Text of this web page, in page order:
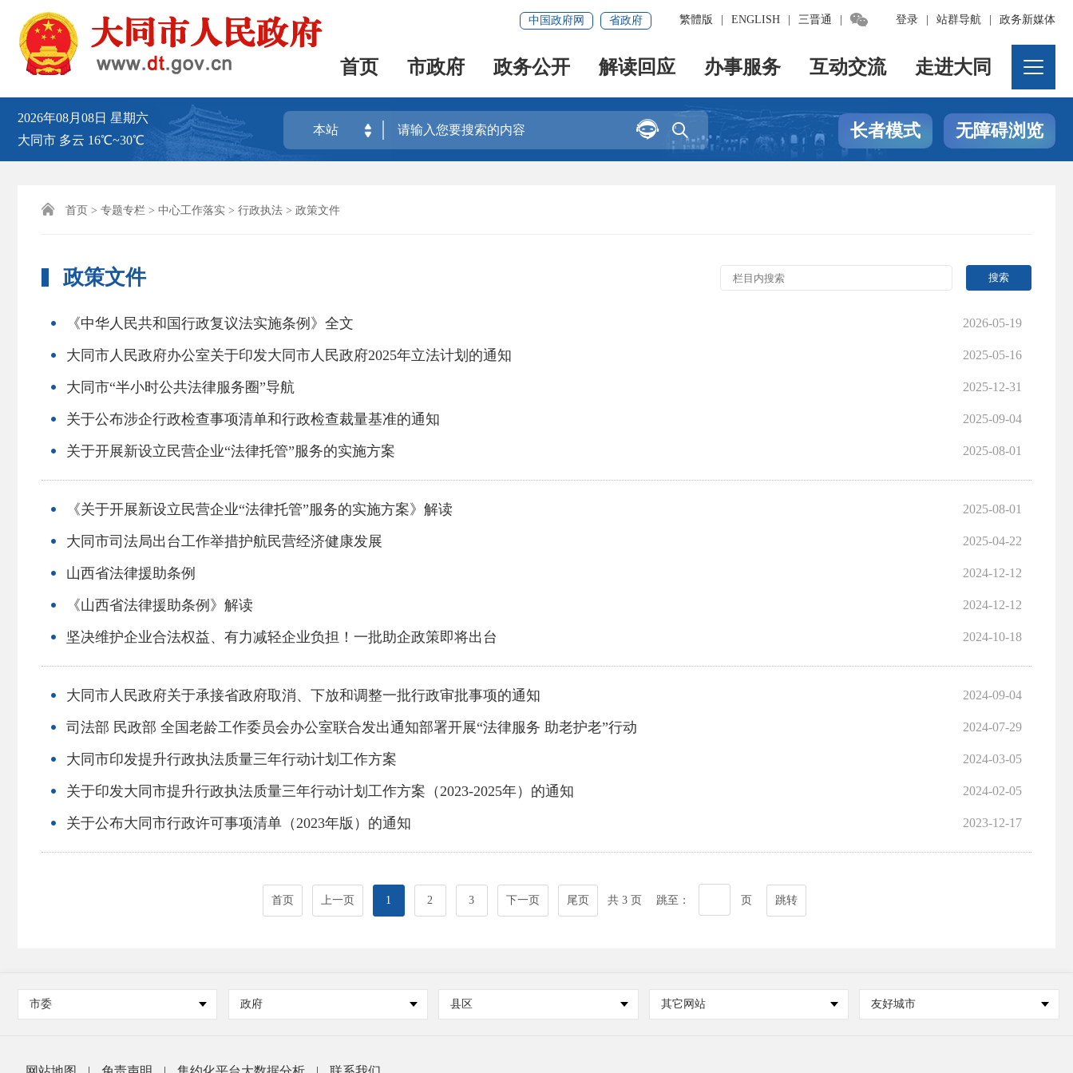
登录 站群导航 政务新媒体
繁體版 ENGLISH 三晋通 
中国政府网 省政府
首页 市政府 政务公开 解读回应 办事服务 互动交流 走进大同
2026年08月08日 星期六
大同市 多云 16℃~30℃
本站 
 长者模式 无障碍浏览
 首页 > 专题专栏 > 中心工作落实 > 行政执法 > 政策文件
政策文件
《中华人民共和国行政复议法实施条例》全文 2026-05-19
大同市人民政府办公室关于印发大同市人民政府2025年立法计划的通知 2025-05-16
大同市“半小时公共法律服务圈”导航 2025-12-31
关于公布涉企行政检查事项清单和行政检查裁量基准的通知 2025-09-04
关于开展新设立民营企业“法律托管”服务的实施方案 2025-08-01
《关于开展新设立民营企业“法律托管”服务的实施方案》解读 2025-08-01
大同市司法局出台工作举措护航民营经济健康发展 2025-04-22
山西省法律援助条例 2024-12-12
《山西省法律援助条例》解读 2024-12-12
坚决维护企业合法权益、有力减轻企业负担！一批助企政策即将出台 2024-10-18
大同市人民政府关于承接省政府取消、下放和调整一批行政审批事项的通知 2024-09-04
司法部 民政部 全国老龄工作委员会办公室联合发出通知部署开展“法律服务 助老护老”行动 2024-07-29
大同市印发提升行政执法质量三年行动计划工作方案 2024-03-05
关于印发大同市提升行政执法质量三年行动计划工作方案（2023-2025年）的通知 2024-02-05
关于公布大同市行政许可事项清单（2023年版）的通知 2023-12-17
首页 上一页 1 2 3 下一页 尾页 共 3 页 跳至： 页 跳转
市委 政府 县区 其它网站 友好城市